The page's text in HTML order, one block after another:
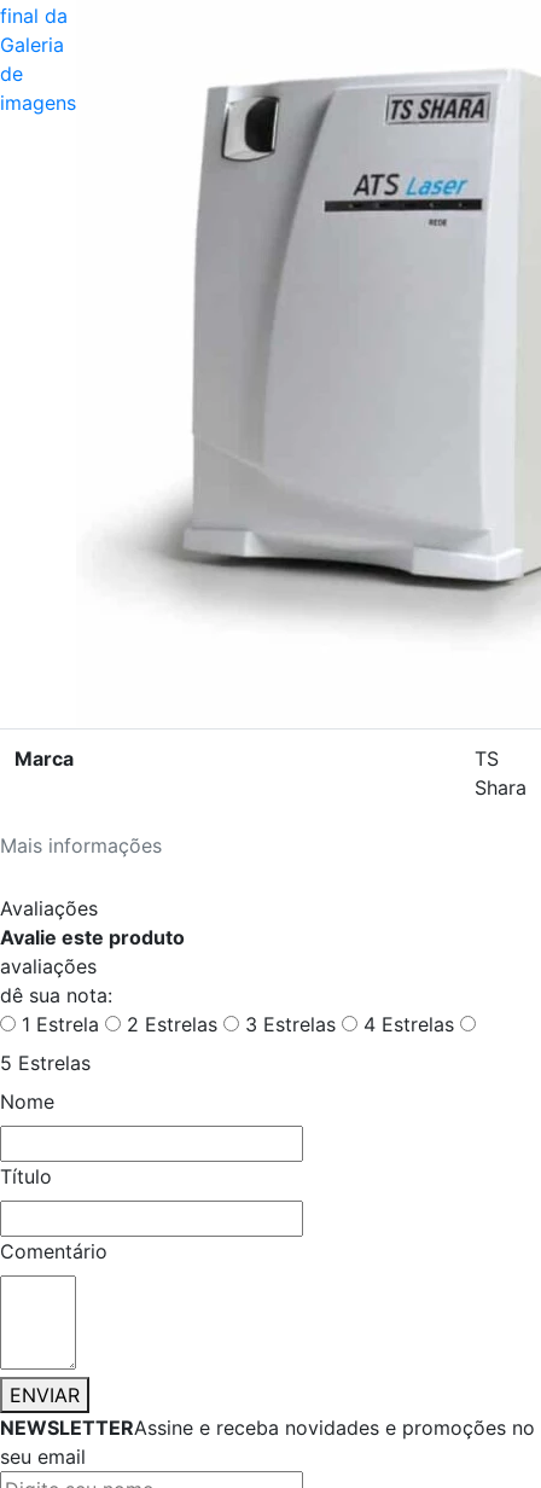
final da
Galeria
de
imagens
Mais informações
Marca
TS
Shara
Avaliações
Avalie este produto
avaliações
dê sua nota:
1 Estrela
2 Estrelas 3 Estrelas
4 Estrelas
5 Estrelas
Nome
Título
Comentário
ENVIAR
NEWSLETTERAssine e receba novidades e promoções no
seu email